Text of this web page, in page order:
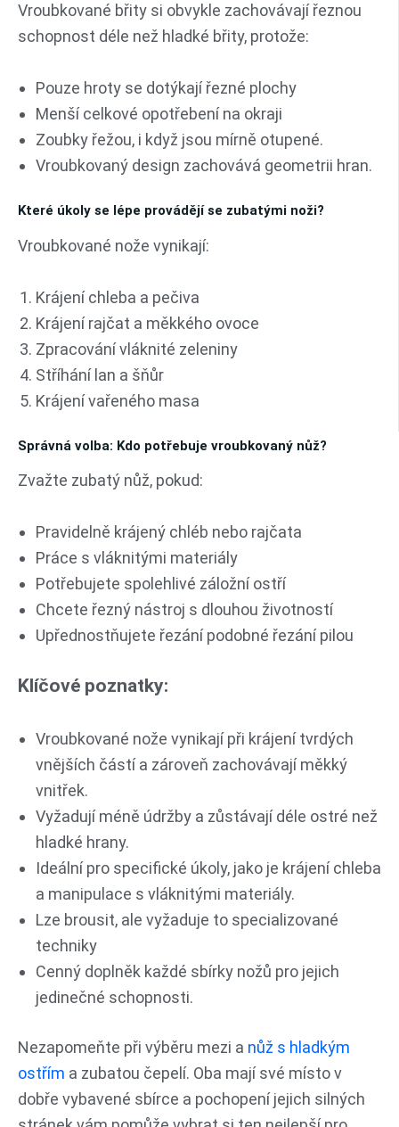
Vroubkované břity si obvykle zachovávají řeznou
schopnost déle než hladké břity, protože:
Pouze hroty se dotýkají řezné plochy
Menší celkové opotřebení na okraji
Zoubky řežou, i když jsou mírně otupené.
Vroubkovaný design zachovává geometrii hran.
Které úkoly se lépe provádějí se zubatými noži?
Vroubkované nože vynikají:
Krájení chleba a pečiva
Krájení rajčat a měkkého ovoce
Zpracování vláknité zeleniny
Stříhání lan a šňůr
Krájení vařeného masa
Správná volba: Kdo potřebuje vroubkovaný nůž?
Zvažte zubatý nůž, pokud:
Pravidelně krájený chléb nebo rajčata
Práce s vláknitými materiály
Potřebujete spolehlivé záložní ostří
Chcete řezný nástroj s dlouhou životností
Upřednostňujete řezání podobné řezání pilou
Klíčové poznatky:
Vroubkované nože vynikají při krájení tvrdých
vnějších částí a zároveň zachovávají měkký
vnitřek.
Vyžadují méně údržby a zůstávají déle ostré než
hladké hrany.
Ideální pro specifické úkoly, jako je krájení chleba
a manipulace s vláknitými materiály.
Lze brousit, ale vyžaduje to specializované
techniky
Cenný doplněk každé sbírky nožů pro jejich
jedinečné schopnosti.
Nezapomeňte při výběru mezi a nůž s hladkým
ostřím a zubatou čepelí. Oba mají své místo v
dobře vybavené sbírce a pochopení jejich silných